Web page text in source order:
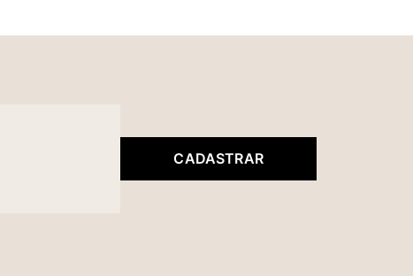
CADASTRAR